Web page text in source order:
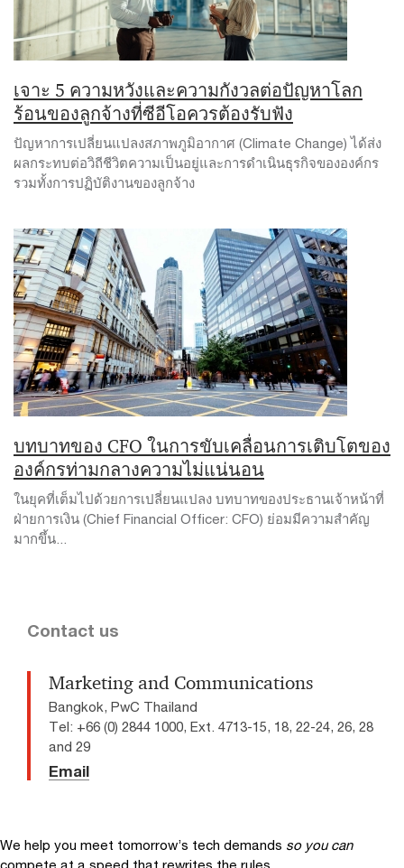
เจาะ 5 ความหวังและความกังวลต่อปัญหาโลก
ร้อนของลูกจ้างที่ซีอีโอควรต้องรับฟัง
ปัญหาการเปลี่ยนแปลงสภาพภูมิอากาศ (Climate Change) ได้ส่ง
ผลกระทบต่อวิถีชีวิตความเป็นอยู่และการดำเนินธุรกิจขององค์กร
รวมทั้งการปฏิบัติงานของลูกจ้าง
บทบาทของ CFO ในการขับเคลื่อนการเติบโตของ
องค์กรท่ามกลางความไม่แน่นอน
ในยุคที่เต็มไปด้วยการเปลี่ยนแปลง บทบาทของประธานเจ้าหน้าที่
ฝ่ายการเงิน (Chief Financial Officer: CFO) ย่อมมีความสำคัญ
มากขึ้น...
Contact us
Marketing and Communications
Bangkok, PwC Thailand
Tel: +66 (0) 2844 1000, Ext. 4713-15, 18, 22-24, 26, 28
and 29
Email
We help you meet tomorrow’s tech demands so you can
compete at a speed that rewrites the rules